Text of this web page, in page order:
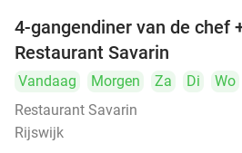
4-gangendiner van de chef
Restaurant Savarin
Vandaag Morgen Za Di
Wo
Restaurant Savarin
Rijswijk